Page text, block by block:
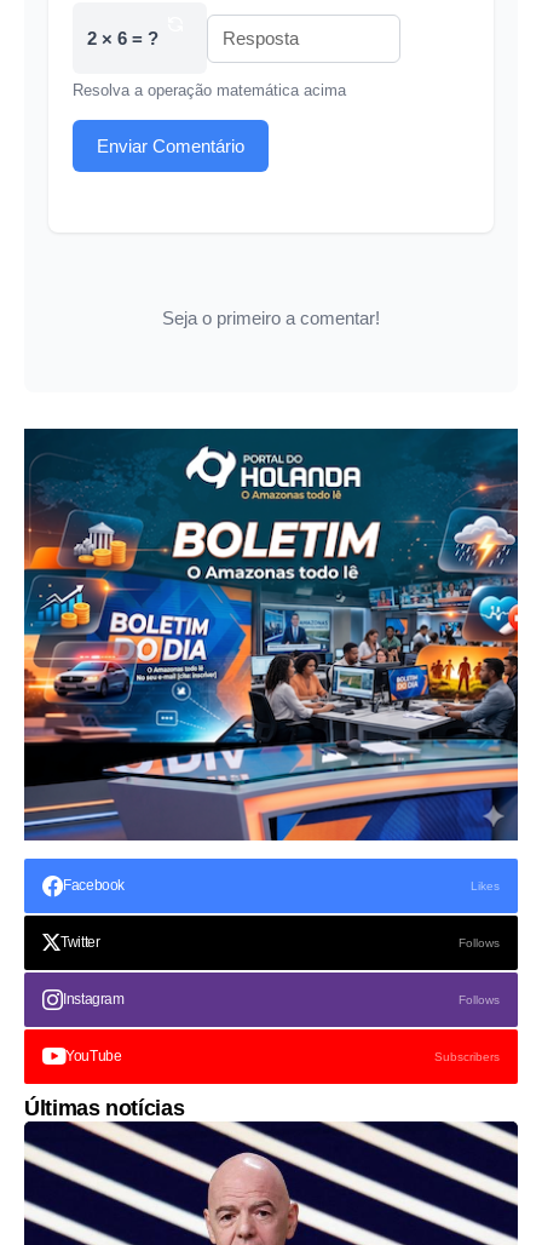
2 × 6 = ?
Resolva a operação matemática acima
Enviar Comentário
Seja o primeiro a comentar!
Facebook Likes
Twitter Follows
Instagram Follows
YouTube Subscribers
Últimas notícias